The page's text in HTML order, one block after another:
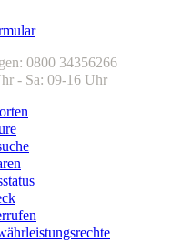
0800 34356266
- Sa: 09-16 Uhr